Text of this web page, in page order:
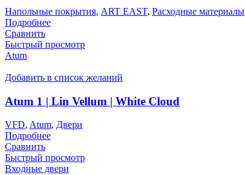
Напольные покрытия, ART EAST, Расходные материалы
Подробнее
Сравнить
Быстрый просмотр
Atum
Добавить в список желаний
Atum 1 | Lin Vellum | White Cloud
VFD, Atum, Двери
Подробнее
Сравнить
Быстрый просмотр
Входные двери